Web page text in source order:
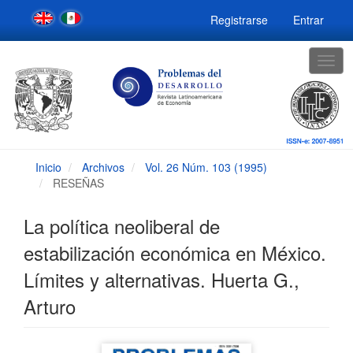
Navegación
principal
Contenido
Barra
lateral
Registrarse Entrar
Inicio Archivos
Vol. 26 Núm. 103 (1995)
RESEÑAS
La política neoliberal de
estabilización económica en México.
Límites y alternativas. Huerta G.,
Arturo